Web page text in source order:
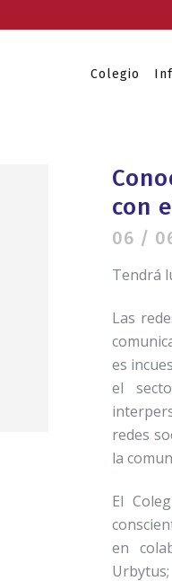
Colegio
06 /
con
Tendrá
Las
es
el
redes
la
El
en